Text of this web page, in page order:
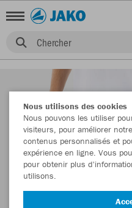
Chercher
Nous utilisons des cookies
Nous pouvons les utiliser
visiteurs, pour améliorer
contenus personnalisés et
expérience en ligne. Vous
pour obtenir plus
utilisons.